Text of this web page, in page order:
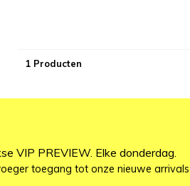
1 Producten
VIP PREVIEW. Elke donderdag.
toegang tot onze nieuwe